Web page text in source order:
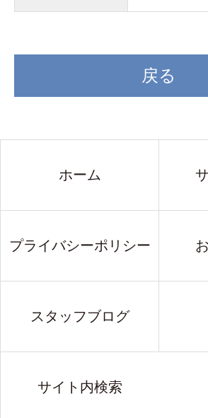
戻る
ホーム
プライバシーポリシー
スタッフブログ
サイト内検索